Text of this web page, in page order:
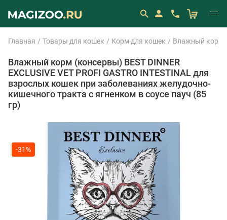
Главная Товары для кошек Корм для кошек Влажный корм
Влажный корм (консервы) BEST DINNER
EXCLUSIVE VET PROFI GASTRO INTESTINAL для
взрослых кошек при заболеваниях желудочно-
кишечного тракта с ягненком в соусе пауч (85
гр)
-31%